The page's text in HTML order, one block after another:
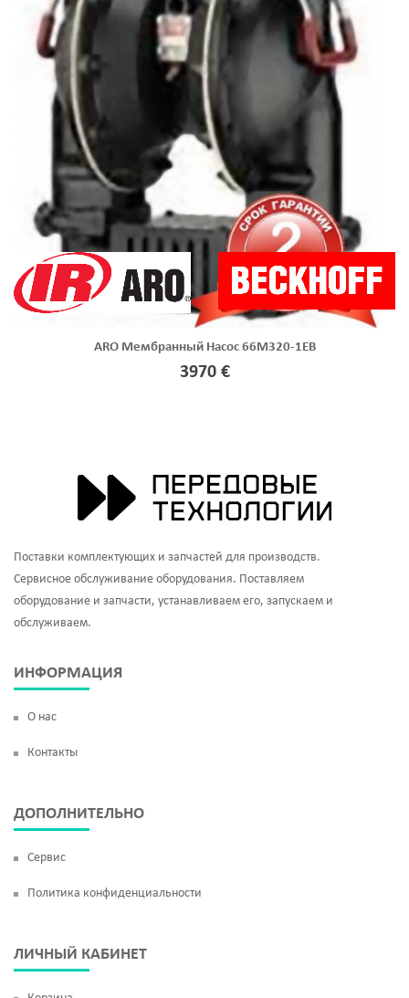
ARO Мембранный Насос 66M320-1EB
3970 €
Поставки комплектующих и запчастей для производств.
Сервисное обслуживание оборудования. Поставляем
оборудование и запчасти, устанавливаем его, запускаем и
обслуживаем.
ИНФОРМАЦИЯ
О нас
Контакты
ДОПОЛНИТЕЛЬНО
Сервис
Политика конфиденциальности
ЛИЧНЫЙ КАБИНЕТ